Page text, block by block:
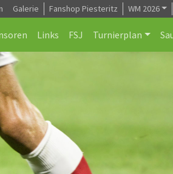
Galerie Fanshop Piesteritz WM 2026
Links FSJ Turnierplan